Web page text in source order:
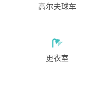
高尔夫球车
更衣室